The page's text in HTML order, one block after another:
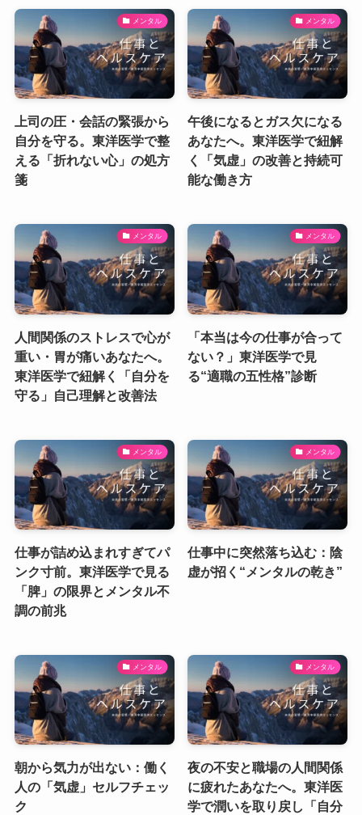
メンタル
上司の圧・会話の緊張から
自分を守る。東洋医学で整
える「折れない心」の処方
箋
メンタル
午後になるとガス欠になる
あなたへ。東洋医学で紐解
く「気虚」の改善と持続可
能な働き方
メンタル
人間関係のストレスで心が
重い・胃が痛いあなたへ。
東洋医学で紐解く「自分を
守る」自己理解と改善法
メンタル
「本当は今の仕事が合って
ない？」東洋医学で見
る“適職の五性格”診断
メンタル
仕事が詰め込まれすぎてパ
ンク寸前。東洋医学で見る
「脾」の限界とメンタル不
調の前兆
メンタル
仕事中に突然落ち込む：陰
虚が招く“メンタルの乾き”
メンタル
朝から気力が出ない：働く
人の「気虚」セルフチェッ
ク
メンタル
夜の不安と職場の人間関係
に疲れたあなたへ。東洋医
学で潤いを取り戻し「自分